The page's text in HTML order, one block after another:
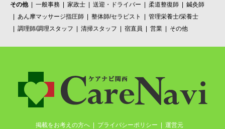
その他
一般事務 家政士 送迎・ドライバー 柔道整復師
鍼灸師
あん摩マッサージ指圧師
整体師/セラピスト
管理栄養士/栄養士
調理師/調理スタッフ
清掃スタッフ 宿直員 営業 その他
掲載をお考えの方へ プライバシーポリシー 運営元